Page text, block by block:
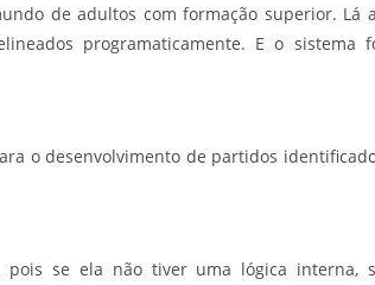
de adultos com formação superior. Lá
programaticamente. E o sistema
o desenvolvimento de partidos
se ela não tiver uma lógica interna,